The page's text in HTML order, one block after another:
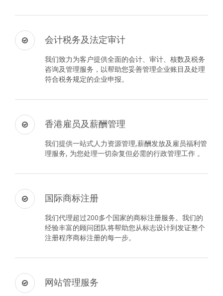
会计税务及法定审计
我们致力为客户提供全面的会计、审计、核数及税务
咨询及管理服务，以帮助您妥善管理企业账目及处理
符合税务规定的企业申报。
香港雇员及薪酬管理
我们提供一站式人力资源管理,薪酬发放及雇员福利管
理服务, 为您处理一切杂复但必需的行政管理工作 。
国际商标注册
我们代理超过200多个国家的商标注册服务。我们的
经验丰富的顾问团队将帮助您从标志设计到发证整个
注册程序商标注册的每一步。
网站管理服务